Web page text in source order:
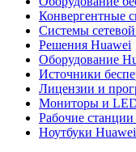
Конвергентные
Системы
Решения Huawei
Оборудование
Источники
Лицензии и
Мониторы и
Рабочие
Ноутбуки Huawei